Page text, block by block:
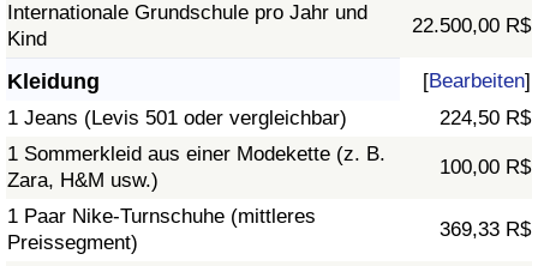
Internationale Grundschule pro Jahr und
Kind
22.500,00 R$
Kleidung [Bearbeiten]
1 Jeans (Levis 501 oder vergleichbar)
224,50 R$
1 Sommerkleid aus einer Modekette (z. B.
Zara, H&M usw.)
100,00 R$
1 Paar Nike-Turnschuhe (mittleres
Preissegment)
369,33 R$